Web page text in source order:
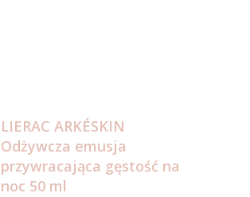
LIERAC ARKÉSKIN
Odżywcza emusja
przywracająca gęstość na
noc 50 ml